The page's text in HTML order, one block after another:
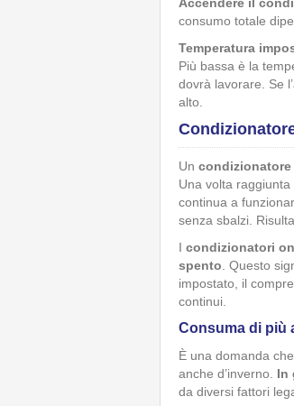
consumo totale
Temperatura
Più bassa è la
dovrà lavorare. Se
alto.
Un condizionatore
Una volta
continua a
senza sbalzi.
I condizionatori
spento . Questo
impostato, il
continui.
Consuma di più
È una domanda
anche d’inverno. In
da diversi fattori